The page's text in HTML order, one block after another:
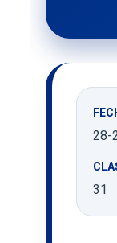
28-
31